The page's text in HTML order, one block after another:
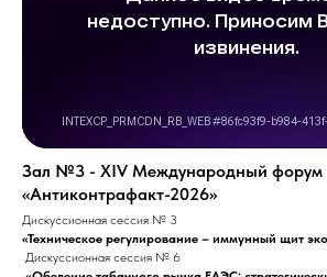
Зал №3 - ХIV Международный форум
«Антиконтрафакт-2026»
Дискуссионная сессия № 3
«Техническое регулирование – иммунный щит
Дискуссионная сессия № 6